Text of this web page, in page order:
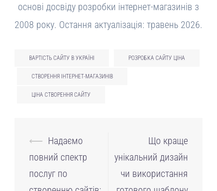
основі досвіду розробки інтернет-магазинів з
2008 року. Остання актуалізація: травень 2026.
ВАРТІСТЬ САЙТУ В УКРАЇНІ РОЗРОБКА САЙТУ ЦІНА
СТВОРЕННЯ ІНТЕРНЕТ-МАГАЗИНІВ
ЦІНА СТВОРЕННЯ САЙТУ
Навігація
по
запису
⟵ Надаємо
повний спектр
послуг по
Що краще
унікальний дизайн
чи використання